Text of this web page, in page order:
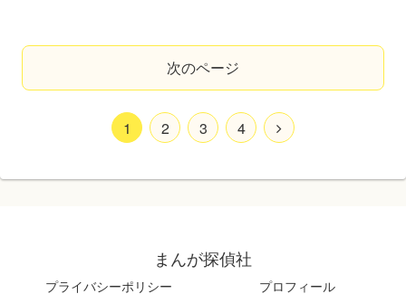
次のページ
1 2 3 4
まんが探偵社
プライバシーポリシー プロフィール